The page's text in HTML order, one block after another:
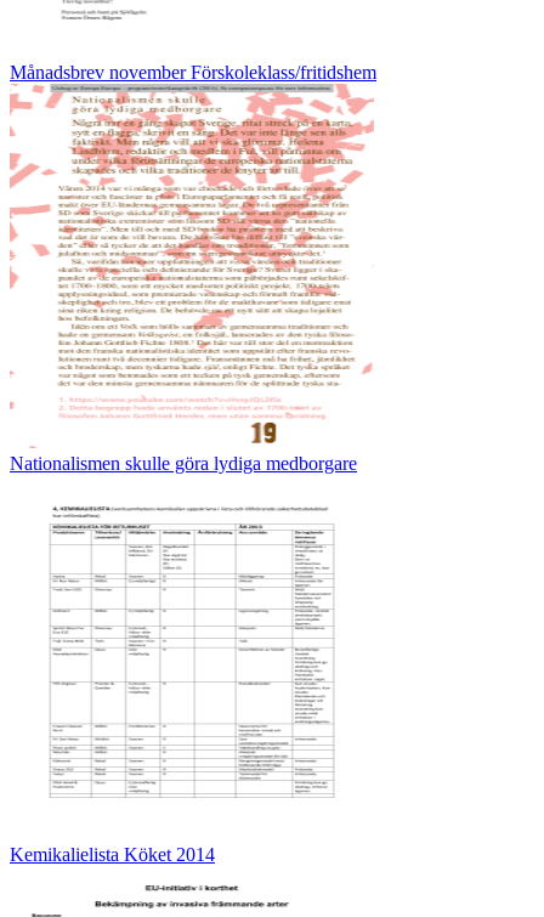
Månadsbrev november Förskoleklass/fritidshem
Nationalismen skulle göra lydiga medborgare
Kemikalielista Köket 2014